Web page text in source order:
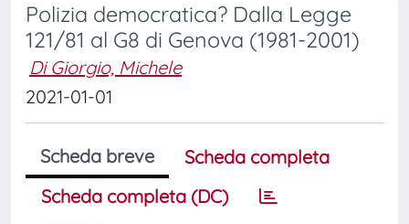
Polizia democratica? Dalla Legge
121/81 al G8 di Genova (1981-2001)
Di Giorgio, Michele
2021-01-01
Scheda breve
Scheda completa
Scheda completa (DC)